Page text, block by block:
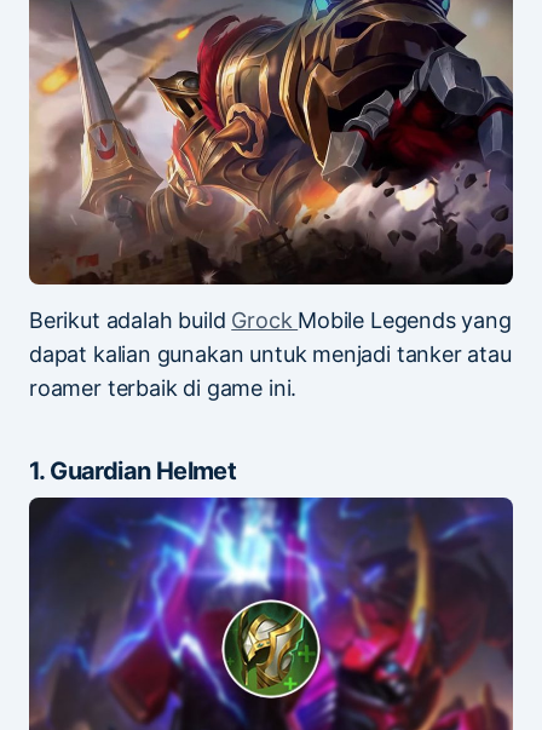
Berikut adalah build Grock Mobile Legends yang
dapat kalian gunakan untuk menjadi tanker atau
roamer terbaik di game ini.
1. Guardian Helmet